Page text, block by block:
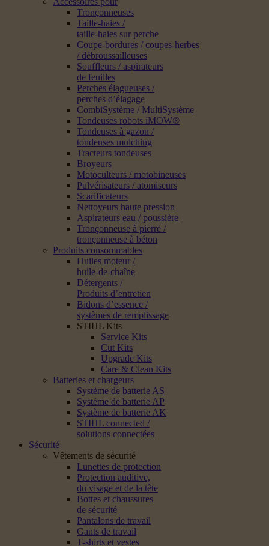
Tronçonneuses
Taille-haies /
taille-haies sur perche
Coupe-bordures / coupes-herbes
/ débroussailleuses
Souffleurs / aspirateurs
de feuilles
Perches élagueuses /
perches d’élagage
CombiSystème / MultiSystème
Tondeuses robots iMOW®
Tondeuses à gazon /
tondeuses mulching
Tracteurs tondeuses
Broyeurs
Motoculteurs / motobineuses
Pulvérisateurs / atomiseurs
Scarificateurs
Nettoyeurs haute pression
Aspirateurs eau / poussière
Tronçonneuse à pierre /
tronçonneuse à béton
Produits consommables
Huiles moteur /
huile-de-chaîne
Détergents /
Produits d’entretien
Bidons d’essence /
systèmes de remplissage
STIHL Kits
Service Kits
Cut Kits
Upgrade Kits
Care & Clean Kits
Batteries et chargeurs
Système de batterie AS
Système de batterie AP
Système de batterie AK
STIHL connected /
solutions connectées
Sécurité
Vêtements de sécurité
Lunettes de protection
Protection auditive,
du visage et de la tête
Bottes et chaussures
de sécurité
Pantalons de travail
Gants de travail
T-shirts et vestes